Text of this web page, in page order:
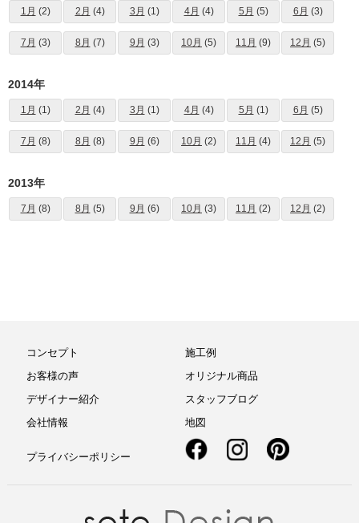
1月 (2) 2月 (4) 3月 (1) 4月 (4) 5月 (5) 6月 (3)
7月 (3) 8月 (7) 9月 (3) 10月 (5) 11月 (9) 12月 (5)
2014年
1月 (1) 2月 (4) 3月 (1) 4月 (4) 5月 (1) 6月 (5)
7月 (8) 8月 (8) 9月 (6) 10月 (2) 11月 (4) 12月 (5)
2013年
7月 (8) 8月 (5) 9月 (6) 10月 (3) 11月 (2) 12月 (2)
コンセプト
施工例
お客様の声
オリジナル商品
デザイナー紹介
スタッフブログ
会社情報
地図
プライバシーポリシー